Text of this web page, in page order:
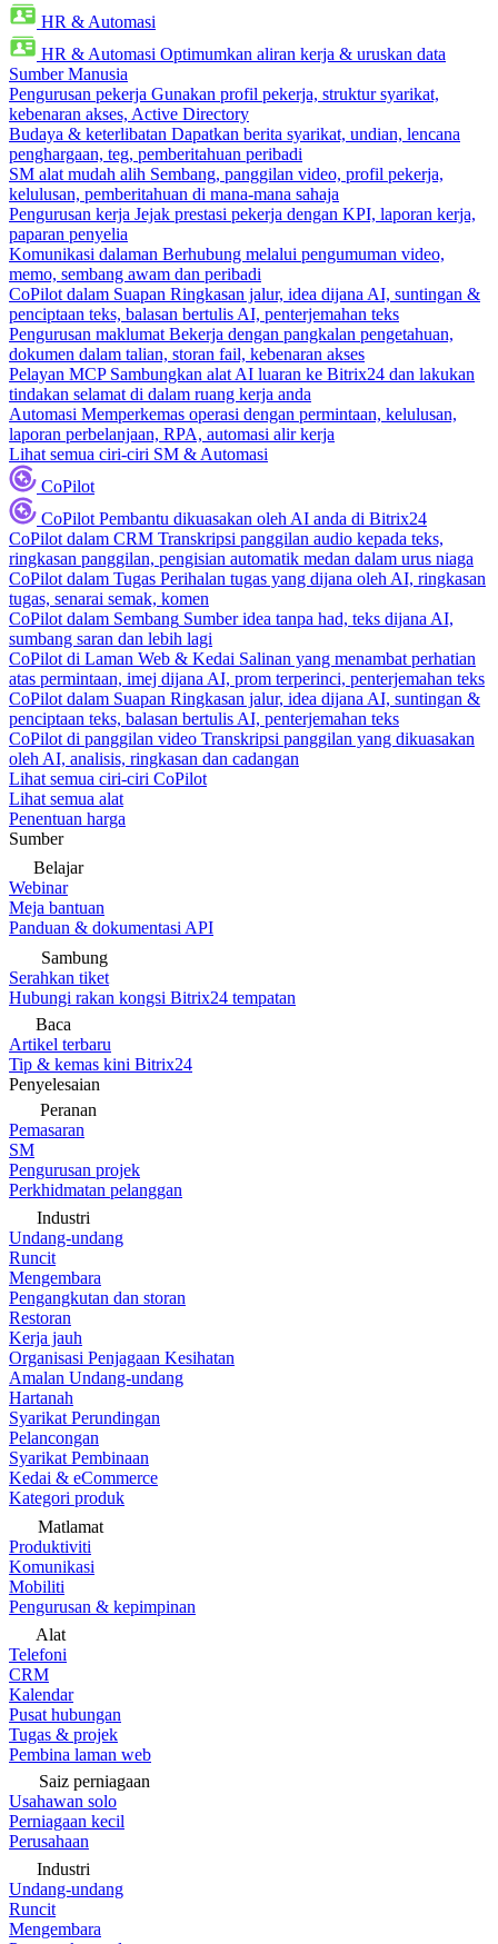
HR & Automasi
HR & Automasi Optimumkan aliran kerja & uruskan data
Sumber Manusia
Pengurusan pekerja Gunakan profil pekerja, struktur syarikat,
kebenaran akses, Active Directory
Budaya & keterlibatan Dapatkan berita syarikat, undian, lencana
penghargaan, teg, pemberitahuan peribadi
SM alat mudah alih Sembang, panggilan video, profil pekerja,
kelulusan, pemberitahuan di mana-mana sahaja
Pengurusan kerja Jejak prestasi pekerja dengan KPI, laporan kerja,
paparan penyelia
Komunikasi dalaman Berhubung melalui pengumuman video,
memo, sembang awam dan peribadi
CoPilot dalam Suapan Ringkasan jalur, idea dijana AI, suntingan &
penciptaan teks, balasan bertulis AI, penterjemahan teks
Pengurusan maklumat Bekerja dengan pangkalan pengetahuan,
dokumen dalam talian, storan fail, kebenaran akses
Pelayan MCP Sambungkan alat AI luaran ke Bitrix24 dan lakukan
tindakan selamat di dalam ruang kerja anda
Automasi Memperkemas operasi dengan permintaan, kelulusan,
laporan perbelanjaan, RPA, automasi alir kerja
Lihat semua ciri-ciri SM & Automasi
CoPilot
CoPilot Pembantu dikuasakan oleh AI anda di Bitrix24
CoPilot dalam CRM Transkripsi panggilan audio kepada teks,
ringkasan panggilan, pengisian automatik medan dalam urus niaga
CoPilot dalam Tugas Perihalan tugas yang dijana oleh AI, ringkasan
tugas, senarai semak, komen
CoPilot dalam Sembang Sumber idea tanpa had, teks dijana AI,
sumbang saran dan lebih lagi
CoPilot di Laman Web & Kedai Salinan yang menambat perhatian
atas permintaan, imej dijana AI, prom terperinci, penterjemahan teks
CoPilot dalam Suapan Ringkasan jalur, idea dijana AI, suntingan &
penciptaan teks, balasan bertulis AI, penterjemahan teks
CoPilot di panggilan video Transkripsi panggilan yang dikuasakan
oleh AI, analisis, ringkasan dan cadangan
Lihat semua ciri-ciri CoPilot
Lihat semua alat
Penentuan harga
Sumber
Belajar
Webinar
Meja bantuan
Panduan & dokumentasi API
Sambung
Serahkan tiket
Hubungi rakan kongsi Bitrix24 tempatan
Baca
Artikel terbaru
Tip & kemas kini Bitrix24
Penyelesaian
Peranan
Pemasaran
SM
Pengurusan projek
Perkhidmatan pelanggan
Industri
Undang-undang
Runcit
Mengembara
Pengangkutan dan storan
Restoran
Kerja jauh
Organisasi Penjagaan Kesihatan
Amalan Undang-undang
Hartanah
Syarikat Perundingan
Pelancongan
Syarikat Pembinaan
Kedai & eCommerce
Kategori produk
Matlamat
Produktiviti
Komunikasi
Mobiliti
Pengurusan & kepimpinan
Alat
Telefoni
CRM
Kalendar
Pusat hubungan
Tugas & projek
Pembina laman web
Saiz perniagaan
Usahawan solo
Perniagaan kecil
Perusahaan
Industri
Undang-undang
Runcit
Mengembara